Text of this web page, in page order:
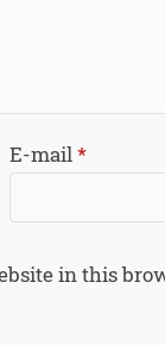
E-mail*
in this